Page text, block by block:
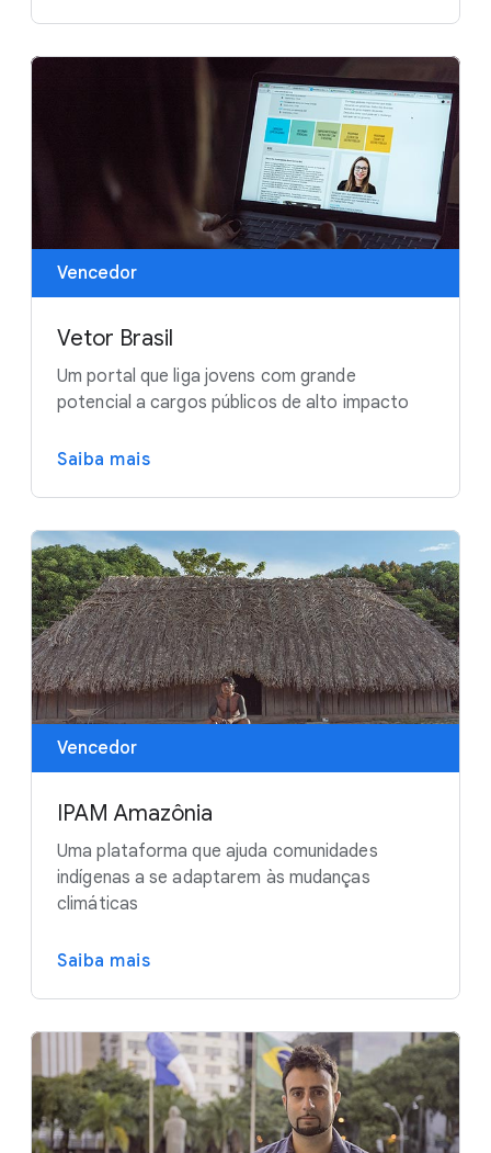
Vencedor
Vetor Brasil
Um portal que liga jovens com grande
potencial a cargos públicos de alto impacto
Saiba mais
Vencedor
IPAM Amazônia
Uma plataforma que ajuda comunidades
indígenas a se adaptarem às mudanças
climáticas
Saiba mais